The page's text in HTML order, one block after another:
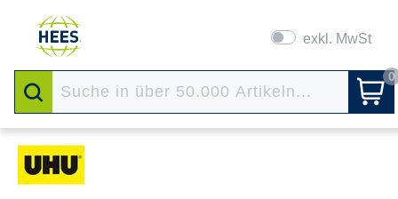
exkl. MwSt
0